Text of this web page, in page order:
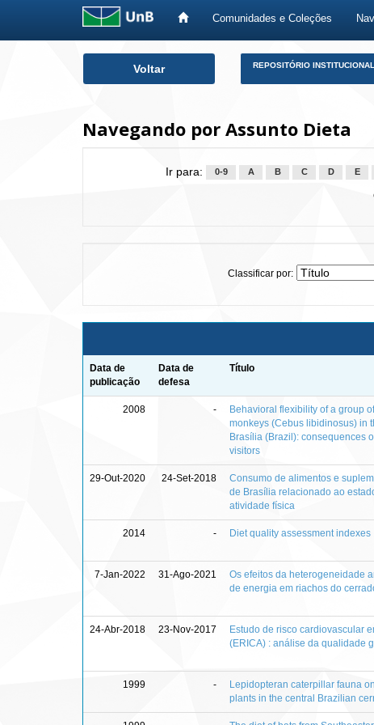
Comunidades e Coleções
Voltar REPOSITÓRIO
Navegando por Assunto Dieta
Ir para: 0-9 A B C D E
Classificar por:
Data de
publicação
Data de
defesa
Título
2008 -
Behavioral flexibility of a group
monkeys (Cebus libidinosus) in
Brasília (Brazil): consequences
visitors
29-Out-2020 24-Set-2018
Consumo de alimentos e
de Brasília relacionado ao
atividade física
2014 - Diet quality assessment indexes
7-Jan-2022 31-Ago-2021
Os efeitos da heterogeneidade
de energia em riachos do
24-Abr-2018 23-Nov-2017
Estudo de risco cardiovascular
(ERICA) : análise da qualidade
1999 -
Lepidopteran caterpillar fauna
plants in the central Brazilian